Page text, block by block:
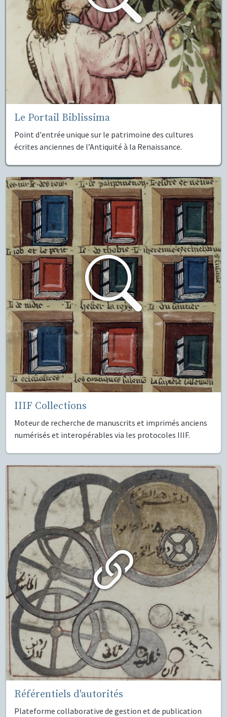
Le Portail Biblissima
Point d'entrée unique sur le patrimoine des cultures
écrites anciennes de l’Antiquité à la Renaissance.
IIIF Collections
Moteur de recherche de manuscrits et imprimés anciens
numérisés et interopérables via les protocoles IIIF.
Référentiels d'autorités
Plateforme collaborative de gestion et de publication